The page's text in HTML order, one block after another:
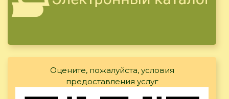
Оцените, пожалуйста, условия
предоставления услуг